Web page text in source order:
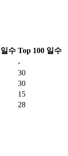
수 Top 100 일수
-
30
30
15
28